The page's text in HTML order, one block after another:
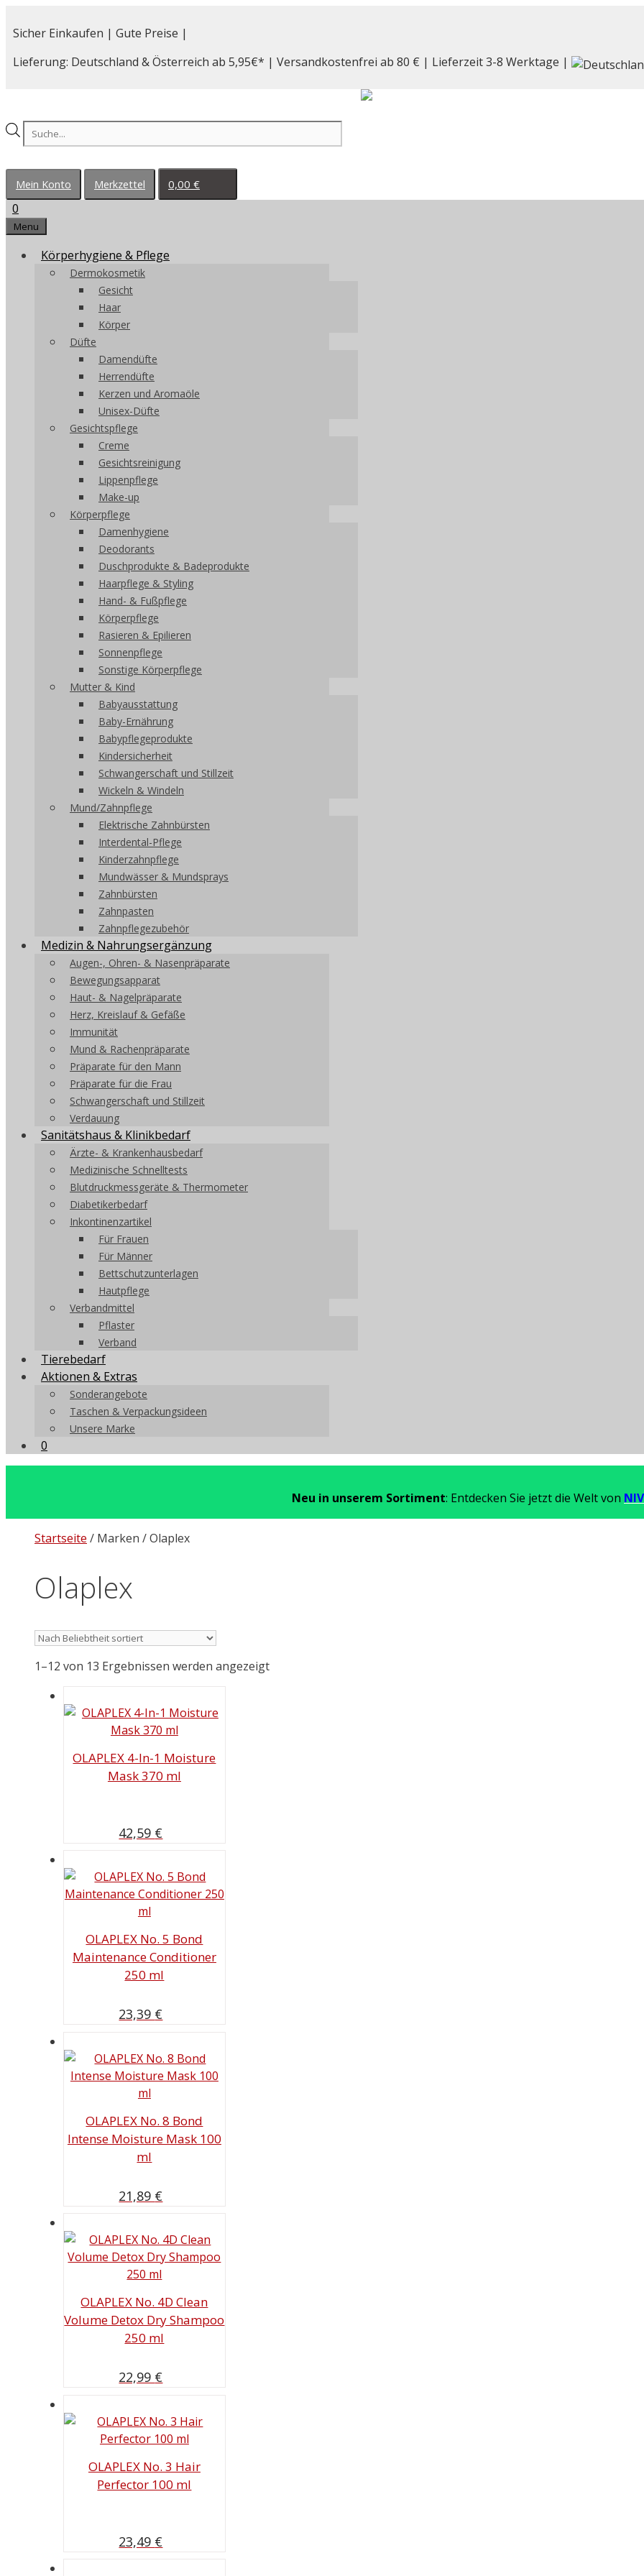
Inhalt
Sicher Einkaufen | Gute Preise |
Lieferung: Deutschland & Österreich ab 5,95€* | Versandkostenfrei ab 80 € | Lieferzeit 3-8 Werktage |
Products
search
Mein Konto Merkzettel 0,00 €
0
Menu
Körperhygiene & Pflege
Dermokosmetik
Gesicht
Haar
Körper
Düfte
Damendüfte
Herrendüfte
Kerzen und Aromaöle
Unisex-Düfte
Gesichtspflege
Creme
Gesichtsreinigung
Lippenpflege
Make-up
Körperpflege
Damenhygiene
Deodorants
Duschprodukte & Badeprodukte
Haarpflege & Styling
Hand- & Fußpflege
Körperpflege
Rasieren & Epilieren
Sonnenpflege
Sonstige Körperpflege
Mutter & Kind
Babyausstattung
Baby-Ernährung
Babypflegeprodukte
Kindersicherheit
Schwangerschaft und Stillzeit
Wickeln & Windeln
Mund/Zahnpflege
Elektrische Zahnbürsten
Interdental-Pflege
Kinderzahnpflege
Mundwässer & Mundsprays
Zahnbürsten
Zahnpasten
Zahnpflegezubehör
Medizin & Nahrungsergänzung
Augen-, Ohren- & Nasenpräparate
Bewegungsapparat
Haut- & Nagelpräparate
Herz, Kreislauf & Gefäße
Immunität
Mund & Rachenpräparate
Präparate für den Mann
Präparate für die Frau
Schwangerschaft und Stillzeit
Verdauung
Sanitätshaus & Klinikbedarf
Ärzte- & Krankenhausbedarf
Medizinische Schnelltests
Blutdruckmessgeräte & Thermometer
Diabetikerbedarf
Inkontinenzartikel
Für Frauen
Für Männer
Bettschutzunterlagen
Hautpflege
Verbandmittel
Pflaster
Verband
Tierebedarf
Aktionen & Extras
Sonderangebote
Taschen & Verpackungsideen
Unsere Marke
0
Neu in unserem Sortiment: Entdecken Sie jetzt die Welt von
Startseite / Marken / Olaplex
Olaplex
1–12 von 13 Ergebnissen werden angezeigt
OLAPLEX 4-In-1 Moisture
Mask 370 ml
42,59 €
OLAPLEX No. 5 Bond
Maintenance Conditioner
250 ml
23,39 €
OLAPLEX No. 8 Bond
Intense Moisture Mask 100
ml
21,89 €
OLAPLEX No. 4D Clean
Volume Detox Dry Shampoo
250 ml
22,99 €
OLAPLEX No. 3 Hair
Perfector 100 ml
23,49 €